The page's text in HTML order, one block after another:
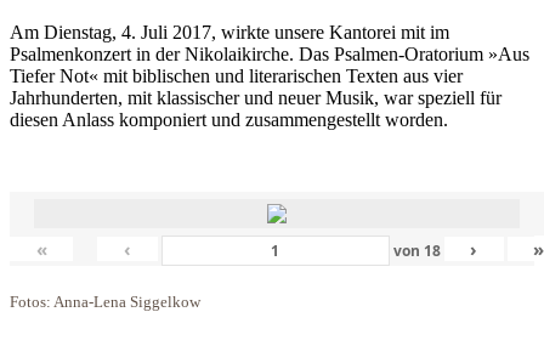
Am Dienstag, 4. Juli 2017, wirkte unsere Kantorei mit im
Psalmenkonzert in der Nikolaikirche. Das Psalmen-Oratorium »Aus
Tiefer Not« mit biblischen und literarischen Texten aus vier
Jahrhunderten, mit klassischer und neuer Musik, war speziell für
diesen Anlass komponiert und zusammengestellt worden.
« ‹ von 18 › »
Fotos: Anna-Lena Siggelkow